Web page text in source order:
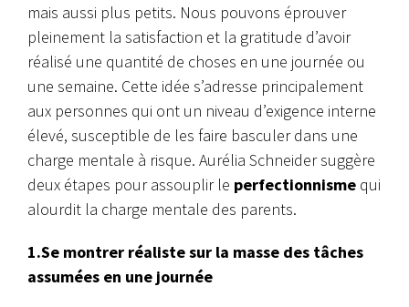
mais aussi plus petits. Nous pouvons éprouver
pleinement la satisfaction et la gratitude d’avoir
réalisé une quantité de choses en une journée ou
une semaine. Cette idée s’adresse principalement
aux personnes qui ont un niveau d’exigence interne
élevé, susceptible de les faire basculer dans une
charge mentale à risque. Aurélia Schneider suggère
deux étapes pour assouplir le perfectionnisme qui
alourdit la charge mentale des parents.
1.Se montrer réaliste sur la masse des tâches
assumées en une journée